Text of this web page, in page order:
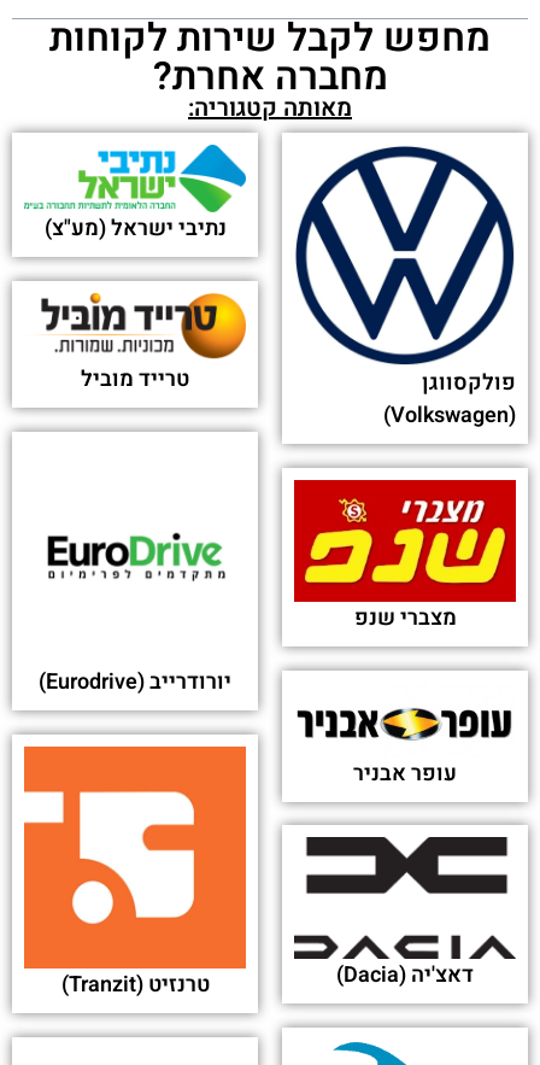
מחפש לקבל שירות לקוחות
מחברה אחרת?
מאותה קטגוריה:
פולקסווגן
(Volkswagen)
נתיבי ישראל (מע"צ)
טרייד מוביל
יורודרייב (Eurodrive)
מצברי שנפ
עופר אבניר
טרנזיט (Tranzit) דאצ'יה (Dacia)